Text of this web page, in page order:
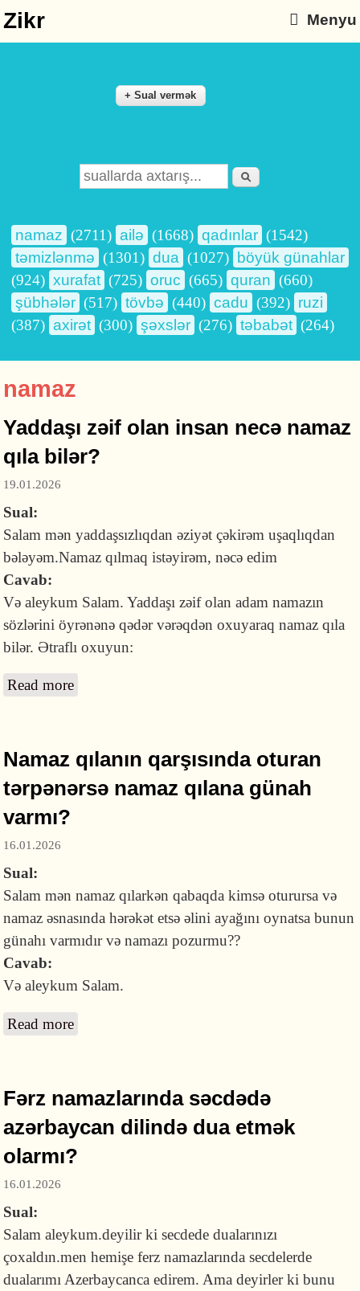
Zikr Menyu
Search form
Axtarış
namaz (2711) ailə (1668) qadınlar (1542)
təmizlənmə (1301) dua (1027)
böyük günahlar
(924) xurafat (725) oruc (665) quran (660)
şübhələr (517) tövbə (440) cadu (392) ruzi
(387) axirət (300) şəxslər (276) təbabət (264)
namaz
Yaddaşı zəif olan insan necə namaz
qıla bilər?
19.01.2026
Sual:
Salam mən yaddaşsızlıqdan əziyət çəkirəm uşaqlıqdan
bələyəm.Namaz qılmaq istəyirəm, nəcə edim
Cavab:
Və aleykum Salam. Yaddaşı zəif olan adam namazın
sözlərini öyrənənə qədər vərəqdən oxuyaraq namaz qıla
bilər. Ətraflı oxuyun:
Read more
Namaz qılanın qarşısında oturan
tərpənərsə namaz qılana günah
varmı?
16.01.2026
Sual:
Salam mən namaz qılarkən qabaqda kimsə oturursa və
namaz əsnasında hərəkət etsə əlini ayağını oynatsa bunun
günahı varmıdır və namazı pozurmu??
Cavab:
Və aleykum Salam.
Read more
Fərz namazlarında səcdədə
azərbaycan dilində dua etmək
olarmı?
16.01.2026
Sual:
Salam aleykum.deyilir ki secdede dualarınızı
çoxaldın.men hemişe ferz namazlarında secdelerde
dualarımı Azerbaycanca edirem. Ama deyirler ki bunu